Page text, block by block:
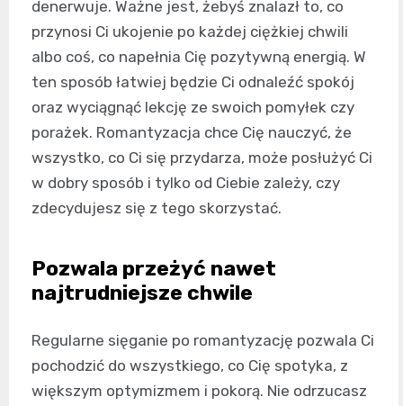
denerwuje. Ważne jest, żebyś znalazł to, co
przynosi Ci ukojenie po każdej ciężkiej chwili
albo coś, co napełnia Cię pozytywną energią. W
ten sposób łatwiej będzie Ci odnaleźć spokój
oraz wyciągnąć lekcję ze swoich pomyłek czy
porażek. Romantyzacja chce Cię nauczyć, że
wszystko, co Ci się przydarza, może posłużyć Ci
w dobry sposób i tylko od Ciebie zależy, czy
zdecydujesz się z tego skorzystać.
Pozwala przeżyć nawet
najtrudniejsze chwile
Regularne sięganie po romantyzację pozwala Ci
pochodzić do wszystkiego, co Cię spotyka, z
większym optymizmem i pokorą. Nie odrzucasz